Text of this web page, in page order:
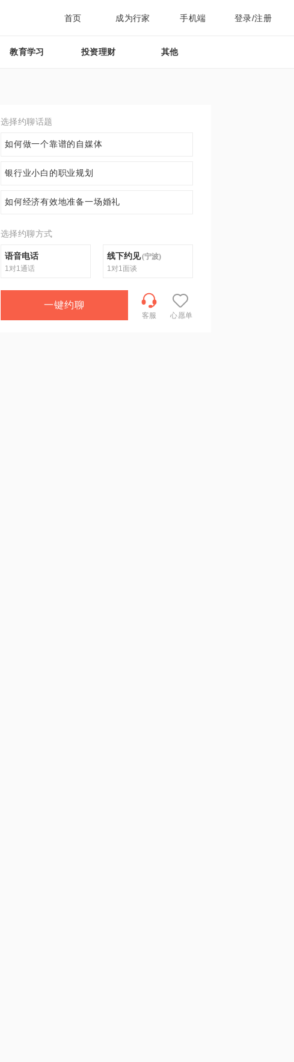
首页 成为行家 手机端 登录/注册
教育学习 投资理财 其他
选择约聊话题
如何做一个靠谱的自媒体
银行业小白的职业规划
如何经济有效地准备一场婚礼
选择约聊方式
语音电话
1对1通话
线下约见(宁波)
1对1面谈
一键约聊
客服 心愿单